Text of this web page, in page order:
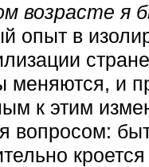
возрасте я
опыт в
меняются, и
к этим
вопросом: